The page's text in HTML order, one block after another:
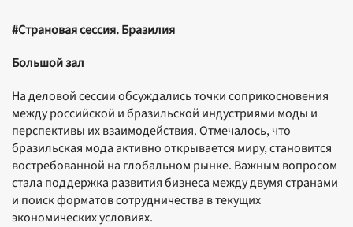
#Страновая сессия. Бразилия
Большой зал
На деловой сессии обсуждались точки соприкосновения
между российской и бразильской индустриями моды и
перспективы их взаимодействия. Отмечалось, что
бразильская мода активно открывается миру, становится
востребованной на глобальном рынке. Важным вопросом
стала поддержка развития бизнеса между двумя странами
и поиск форматов сотрудничества в текущих
экономических условиях.